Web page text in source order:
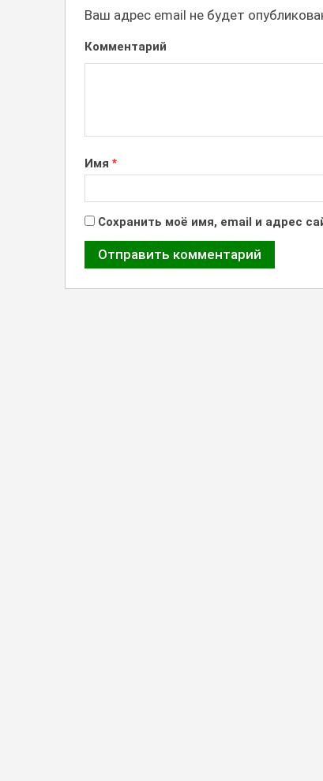
Ваш адрес email не будет
Комментарий
Имя *
Сохранить моё имя, email и адрес